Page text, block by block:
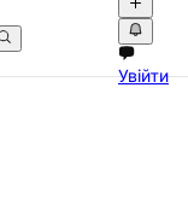
та зручним
Увійти